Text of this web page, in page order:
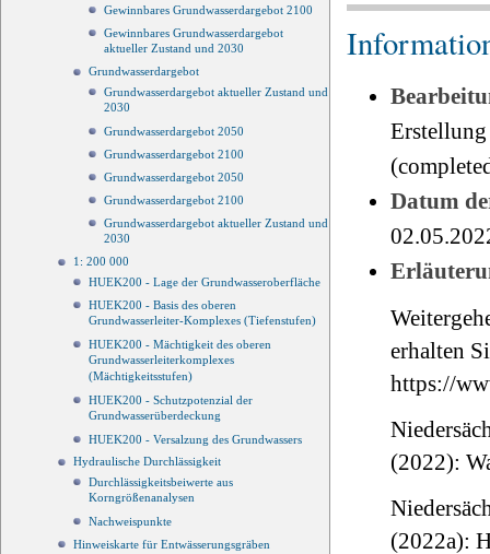
Gewinnbares Grundwasserdargebot 2100
Gewinnbares Grundwasserdargebot
aktueller Zustand und 2030
Grundwasserdargebot
Grundwasserdargebot aktueller Zustand und
2030
Grundwasserdargebot 2050
Grundwasserdargebot 2100
Grundwasserdargebot 2050
Grundwasserdargebot 2100
Grundwasserdargebot aktueller Zustand und
2030
1: 200 000
HUEK200 - Lage der Grundwasseroberfläche
HUEK200 - Basis des oberen
Grundwasserleiter-Komplexes (Tiefenstufen)
HUEK200 - Mächtigkeit des oberen
Grundwasserleiterkomplexes
(Mächtigkeitsstufen)
HUEK200 - Schutzpotenzial der
Grundwasserüberdeckung
HUEK200 - Versalzung des Grundwassers
Hydraulische Durchlässigkeit
Durchlässigkeitsbeiwerte aus
Korngrößenanalysen
Nachweispunkte
Hinweiskarte für Entwässerungsgräben
Erstellung
Datum
erhalten
https://
(2022):
(2022a):